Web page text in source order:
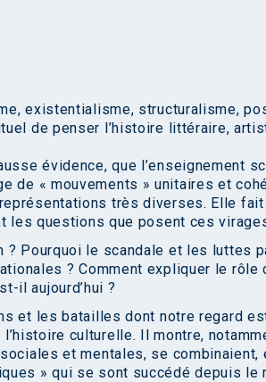
existentialisme, structuralisme,
de penser l’histoire littéraire,
évidence, que l’enseignement
de « mouvements » unitaires et
très diverses. Elle
les questions que posent ces
? Pourquoi le scandale et les luttes
? Comment expliquer le rôle
il aujourd’hui ?
et les batailles dont notre regard
culturelle. Il montre,
et mentales, se combinaient,
» qui se sont succédé depuis le